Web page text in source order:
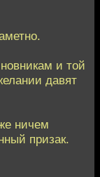
и той
давят
ничем
призак.